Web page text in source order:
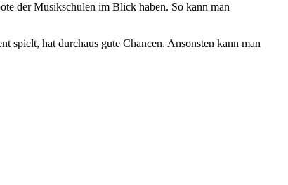
der Musikschulen im Blick haben. So kann man
spielt, hat durchaus gute Chancen. Ansonsten kann man